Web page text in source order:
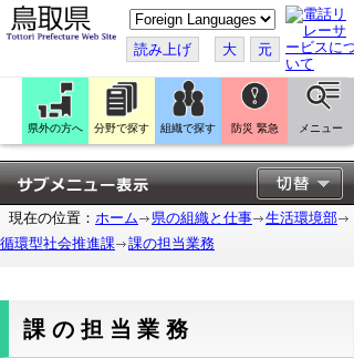
こ
の
ペ
ー
ジ
翻
訳
す
る
読み上げ 大 元
県外の方へ 分野で探す 組織で探す 防災 緊急 メニュー
現在の位置： ホーム 県の組織と仕事
生活環境部
循環型社会推進課
課の担当業務
課の担当業務